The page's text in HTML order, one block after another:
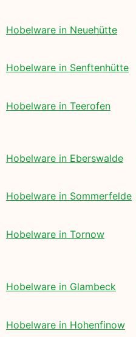
Hobelware in Neuehütte
Hobelware in Senftenhütte
Hobelware in Teerofen
Hobelware in Eberswalde
Hobelware in Sommerfelde
Hobelware in Tornow
Hobelware in Glambeck
Hobelware in Hohenfinow